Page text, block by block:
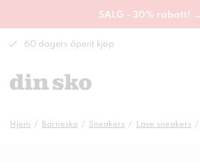
SALG - 30% rabatt! →
60 dagers åpent kjøp
Hjem Barnesko Sneakers Lave sneakers